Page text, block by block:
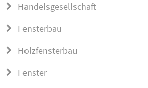
Handelsgesellschaft
Fensterbau
Holzfensterbau
Fenster